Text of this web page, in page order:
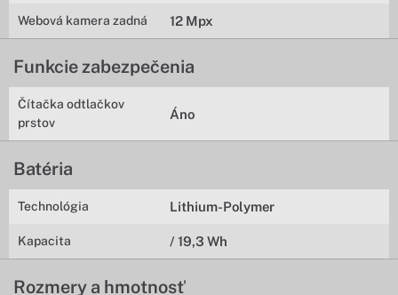
Webová kamera zadná 12 Mpx
Funkcie zabezpečenia
Čítačka odtlačkov
prstov
Áno
Batéria
Technológia Lithium-Polymer
Kapacita / 19,3 Wh
Rozmery a hmotnosť